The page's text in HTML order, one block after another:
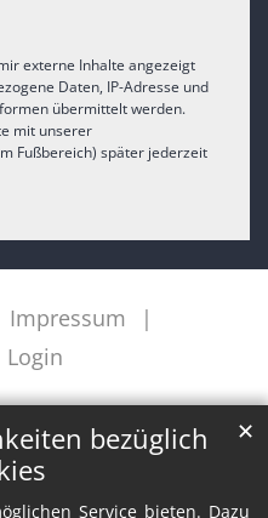
bezüglich
Service bieten. Dazu
✕
externe Inhalte angezeigt
Daten, IP-Adresse und
übermittelt werden.
mit unserer
Fußbereich) später jederzeit
Impressum
Login